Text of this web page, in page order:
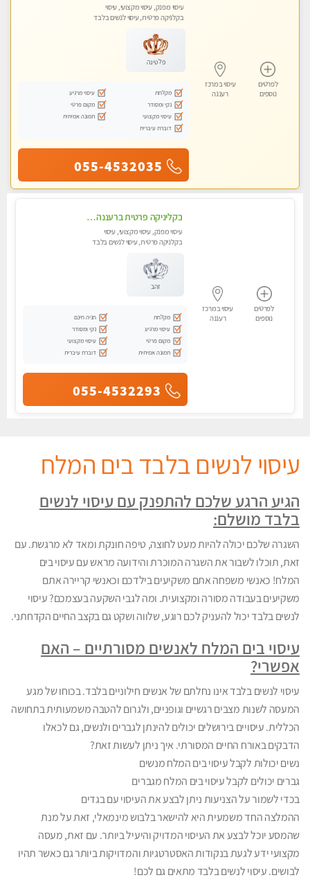
לפרטים
נוספים
עיסוי במרכז
רעננה
עיסוי מפנק, עיסוי מקצועי, עיסוי
בקלניקה פרטית, עיסוי לנשים בלבד
פלטינה
מקלחת
עיסוי מרגיע
נקי ומסודר
מקום פרטי
עיסוי מקצועי
תמונה אמיתית
דוברת עיברית
055-4532035
לפרטים
נוספים
עיסוי במרכז
רעננה
בקליניקה פרטית ברעננה עיסוי לחידוש אנרגיות עיסוי מומלץ מאוד !
עיסוי מפנק, עיסוי מקצועי, עיסוי
בקלניקה פרטית, עיסוי לנשים בלבד
זהב
מקלחת
חניה חינם
עיסוי מרגיע
נקי ומסודר
מקום פרטי
עיסוי מקצועי
תמונה אמיתית
דוברת עיברית
055-4532293
עיסוי לנשים בלבד בים המלח
הגיע הרגע שלכם להתפנק עם עיסוי לנשים
בלבד מושלם:
השגרה שלכם יכולה להיות מעט לחוצה, טיפה חונקת ומאד לא מרגשת. עם
זאת, תוכלו לשבור את השגרה המוכרת והידועה מראש עם עיסוי בים
המלח! כאנשי משפחה אתם משקיעים בילדכם וכאנשי קריירה אתם
משקיעים בעבודה מסורה ומקצועית. ומה לגבי השקעה בעצמכם? עיסוי
לנשים בלבד יכול להעניק לכם רוגע, שלווה ושקט גם בקצב החיים הקדחתני.
עיסוי בים המלח לאנשים מסורתיים – האם
אפשרי?
עיסוי לנשים בלבד אינו נחלתם של אנשים חילוניים בלבד. בכוחו של מגע
המעסה לשנות מצבים רגשיים וגופניים, ולגרום להטבה משמעותית בתחושה
הכללית. עיסויים בירושלים יכולים להינתן לגברים ולנשים, גם לכאלו
הדבקים באורח החיים המסורתי. איך ניתן לעשות זאת?
נשים יכולות לקבל עיסוי בים המלח מנשים
גברים יכולים לקבל עיסוי בים המלח מגברים
בכדי לשמור על הצניעות ניתן לבצע את העיסוי עם בגדים
ההמלצה החד משמעית היא להישאר בלבוש מינמאלי, זאת על מנת
שהמסע יוכל לבצע את העיסוי המדויק והיעיל ביותר. עם זאת, מעסה
מקצועי ידע לגעת בנקודות האסטרטגיות והמדויקות ביותר גם כאשר תהיו
לבושים. עיסוי לנשים בלבד מתאים גם לכם!